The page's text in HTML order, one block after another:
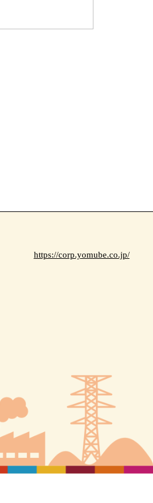
https://corp.yomube.co.jp/